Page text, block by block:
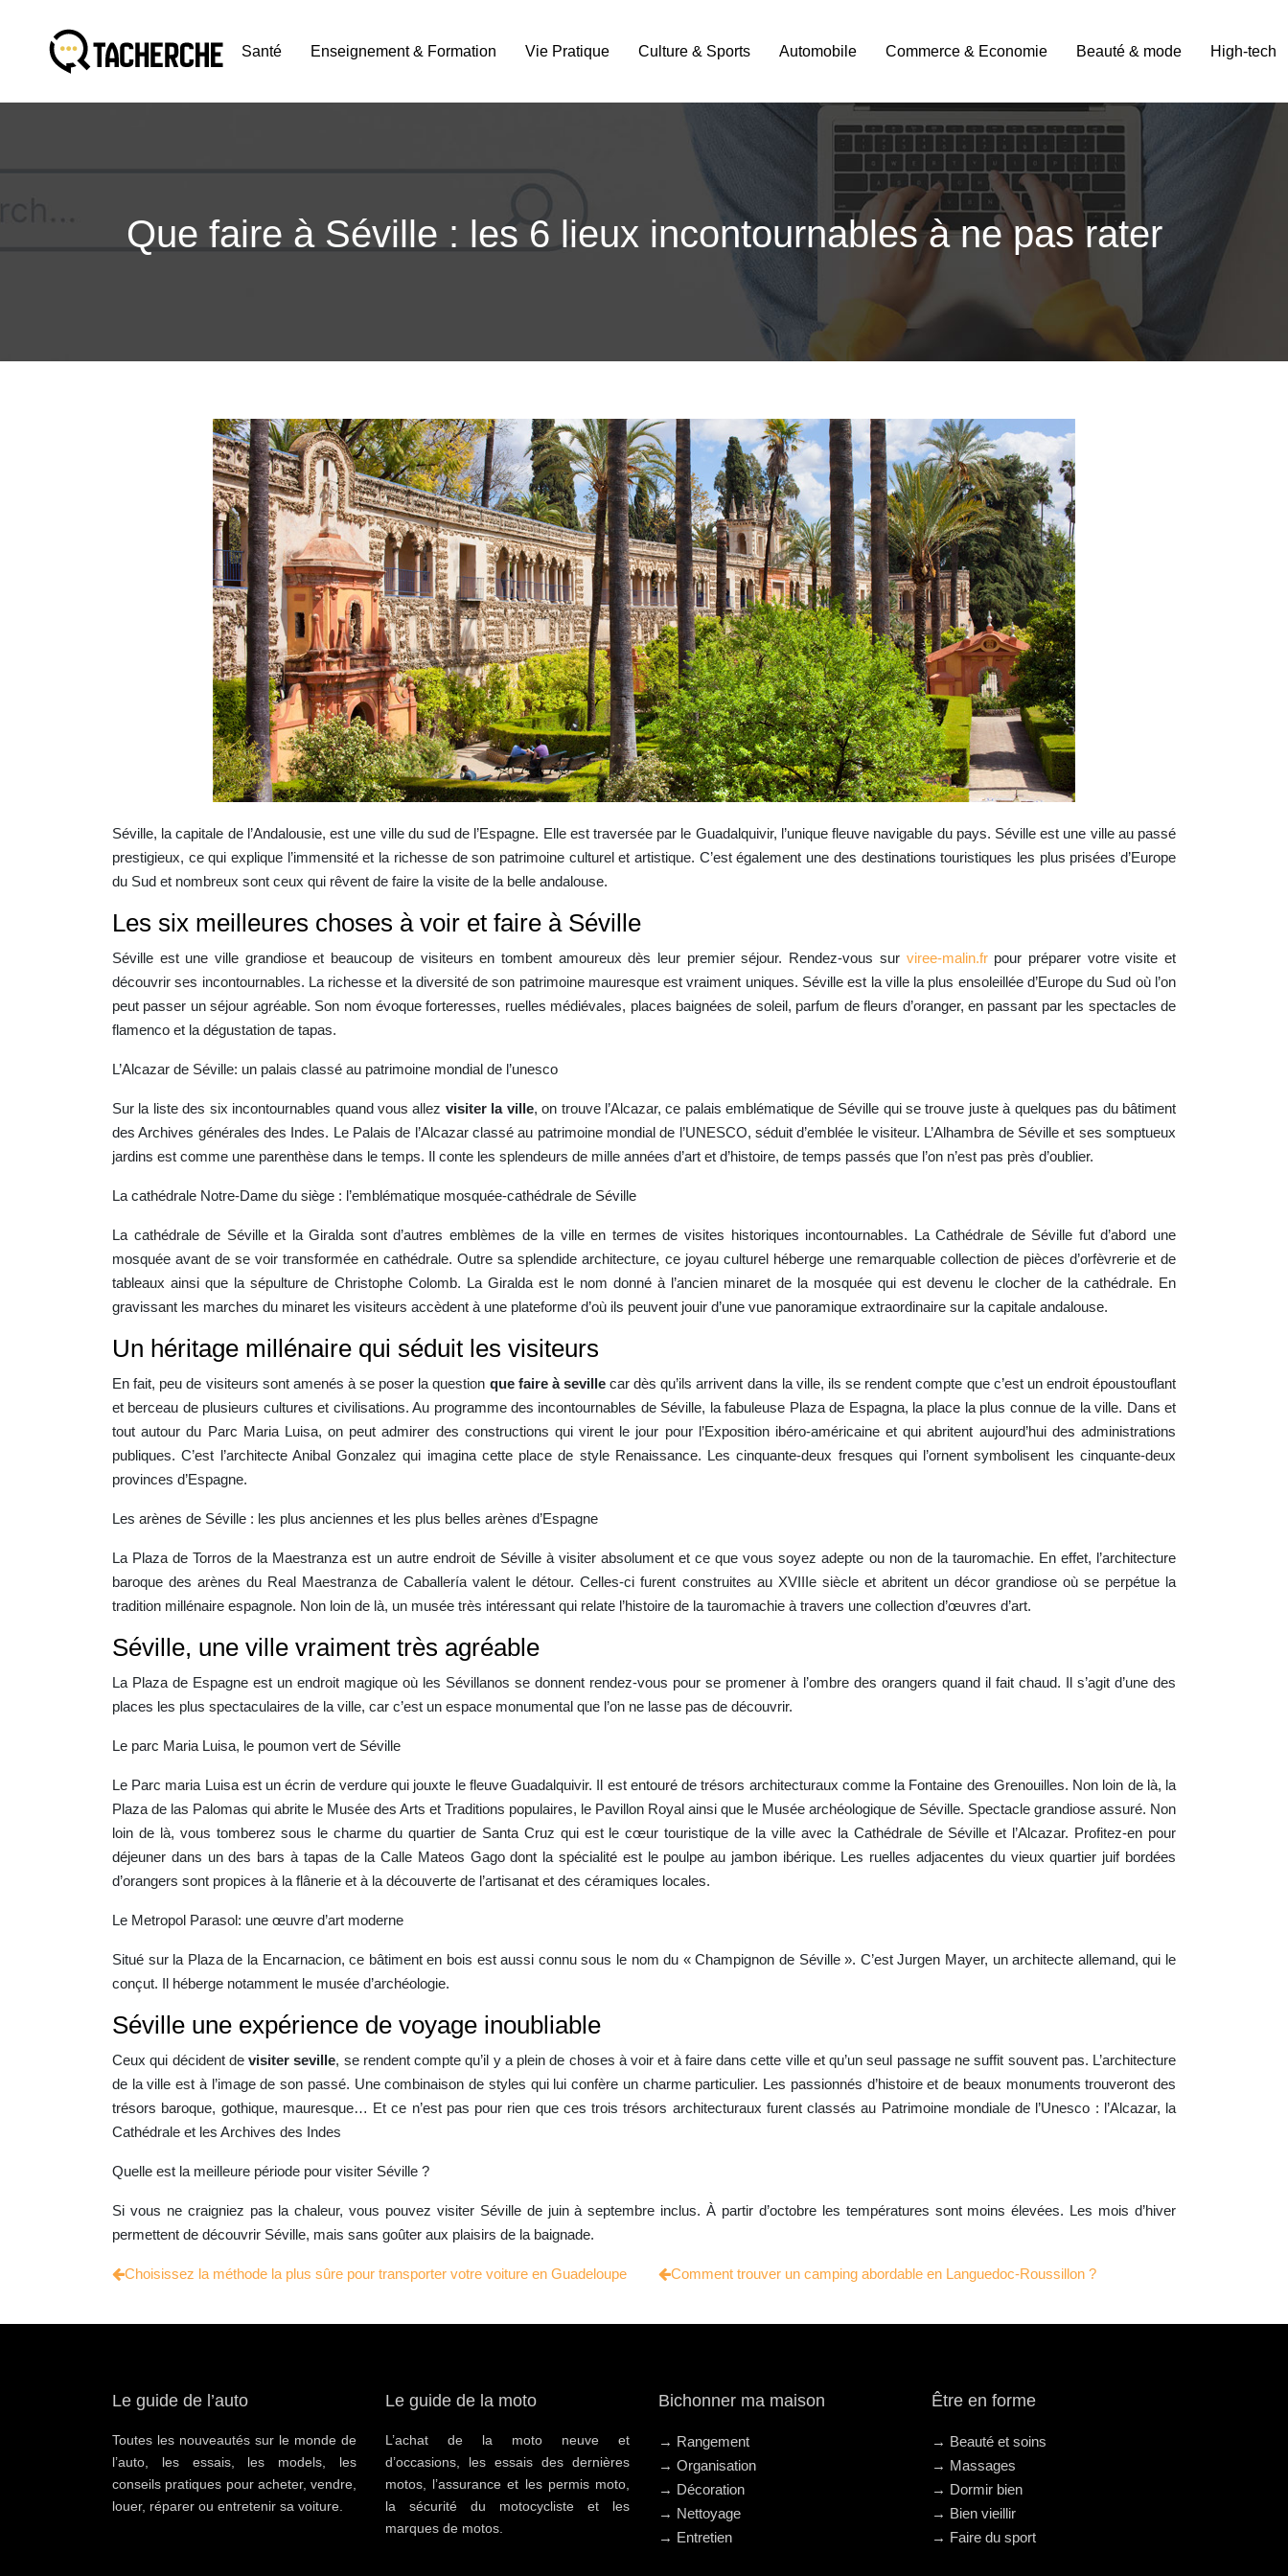
Santé Enseignement & Formation Vie Pratique Culture & Sports Automobile Commerce & Economie Beauté & mode High-tech
Que faire à Séville : les 6 lieux incontournables à ne pas rater
Séville, la capitale de l’Andalousie, est une ville du sud de l’Espagne. Elle est traversée par le Guadalquivir, l’unique fleuve navigable du pays. Séville est une ville au passé
prestigieux, ce qui explique l’immensité et la richesse de son patrimoine culturel et artistique. C’est également une des destinations touristiques les plus prisées d’Europe
du Sud et nombreux sont ceux qui rêvent de faire la visite de la belle andalouse.
Les six meilleures choses à voir et faire à Séville
Séville est une ville grandiose et beaucoup de visiteurs en tombent amoureux dès leur premier séjour. Rendez-vous sur viree-malin.frpour préparer votre visite et
découvrir ses incontournables. La richesse et la diversité de son patrimoine mauresque est vraiment uniques. Séville est la ville la plus ensoleillée d’Europe du Sud où l’on
peut passer un séjour agréable. Son nom évoque forteresses, ruelles médiévales, places baignées de soleil, parfum de fleurs d’oranger, en passant par les spectacles de
flamenco et la dégustation de tapas.
L’Alcazar de Séville: un palais classé au patrimoine mondial de l’unesco
Sur la liste des six incontournables quand vous allez visiter la ville, on trouve l’Alcazar, ce palais emblématique de Séville qui se trouve juste à quelques pas du bâtiment
des Archives générales des Indes. Le Palais de l’Alcazar classé au patrimoine mondial de l’UNESCO, séduit d’emblée le visiteur. L’Alhambra de Séville et ses somptueux
jardins est comme une parenthèse dans le temps. Il conte les splendeurs de mille années d’art et d’histoire, de temps passés que l’on n’est pas près d’oublier.
La cathédrale Notre-Dame du siège : l’emblématique mosquée-cathédrale de Séville
La cathédrale de Séville et la Giralda sont d’autres emblèmes de la ville en termes de visites historiques incontournables. La Cathédrale de Séville fut d’abord une
mosquée avant de se voir transformée en cathédrale. Outre sa splendide architecture, ce joyau culturel héberge une remarquable collection de pièces d’orfèvrerie et de
tableaux ainsi que la sépulture de Christophe Colomb. La Giralda est le nom donné à l’ancien minaret de la mosquée qui est devenu le clocher de la cathédrale. En
gravissant les marches du minaret les visiteurs accèdent à une plateforme d’où ils peuvent jouir d’une vue panoramique extraordinaire sur la capitale andalouse.
Un héritage millénaire qui séduit les visiteurs
En fait, peu de visiteurs sont amenés à se poser la question que faire à sevillecar dès qu’ils arrivent dans la ville, ils se rendent compte que c’est un endroit époustouflant
et berceau de plusieurs cultures et civilisations. Au programme des incontournables de Séville, la fabuleuse Plaza de Espagna, la place la plus connue de la ville. Dans et
tout autour du Parc Maria Luisa, on peut admirer des constructions qui virent le jour pour l’Exposition ibéro-américaine et qui abritent aujourd’hui des administrations
publiques. C’est l’architecte Anibal Gonzalez qui imagina cette place de style Renaissance. Les cinquante-deux fresques qui l’ornent symbolisent les cinquante-deux
provinces d’Espagne.
Les arènes de Séville : les plus anciennes et les plus belles arènes d’Espagne
La Plaza de Torros de la Maestranza est un autre endroit de Séville à visiter absolument et ce que vous soyez adepte ou non de la tauromachie. En effet, l’architecture
baroque des arènes du Real Maestranza de Caballería valent le détour. Celles-ci furent construites au XVIIIe siècle et abritent un décor grandiose où se perpétue la
tradition millénaire espagnole. Non loin de là, un musée très intéressant qui relate l’histoire de la tauromachie à travers une collection d’œuvres d’art.
Séville, une ville vraiment très agréable
La Plaza de Espagne est un endroit magique où les Sévillanos se donnent rendez-vous pour se promener à l’ombre des orangers quand il fait chaud. Il s’agit d’une des
places les plus spectaculaires de la ville, car c’est un espace monumental que l’on ne lasse pas de découvrir.
Le parc Maria Luisa, le poumon vert de Séville
Le Parc maria Luisa est un écrin de verdure qui jouxte le fleuve Guadalquivir. Il est entouré de trésors architecturaux comme la Fontaine des Grenouilles. Non loin de là, la
Plaza de las Palomas qui abrite le Musée des Arts et Traditions populaires, le Pavillon Royal ainsi que le Musée archéologique de Séville. Spectacle grandiose assuré. Non
loin de là, vous tomberez sous le charme du quartier de Santa Cruz qui est le cœur touristique de la ville avec la Cathédrale de Séville et l’Alcazar. Profitez-en pour
déjeuner dans un des bars à tapas de la Calle Mateos Gago dont la spécialité est le poulpe au jambon ibérique. Les ruelles adjacentes du vieux quartier juif bordées
d’orangers sont propices à la flânerie et à la découverte de l’artisanat et des céramiques locales.
Le Metropol Parasol: une œuvre d’art moderne
Situé sur la Plaza de la Encarnacion, ce bâtiment en bois est aussi connu sous le nom du « Champignon de Séville ». C’est Jurgen Mayer, un architecte allemand, qui le
conçut. Il héberge notamment le musée d’archéologie.
Séville une expérience de voyage inoubliable
Ceux qui décident devisiter seville, se rendent compte qu’il y a plein de choses à voir et à faire dans cette ville et qu’un seul passage ne suffit souvent pas. L’architecture
de la ville est à l’image de son passé. Une combinaison de styles qui lui confère un charme particulier. Les passionnés d’histoire et de beaux monuments trouveront des
trésors baroque, gothique, mauresque… Et ce n’est pas pour rien que ces trois trésors architecturaux furent classés au Patrimoine mondiale de l’Unesco : l’Alcazar, la
Cathédrale et les Archives des Indes
Quelle est la meilleure période pour visiter Séville ?
Si vous ne craigniez pas la chaleur, vous pouvez visiter Séville de juin à septembre inclus. À partir d’octobre les températures sont moins élevées. Les mois d’hiver
permettent de découvrir Séville, mais sans goûter aux plaisirs de la baignade.
Choisissez la méthode la plus sûre pour transporter votre voiture en Guadeloupe Comment trouver un camping abordable en Languedoc-Roussillon ?
Le guide de l’auto
Toutes les nouveautés sur le monde de
l’auto, les essais, les models, les
conseils pratiques pour acheter, vendre,
louer, réparer ou entretenir sa voiture.
Le guide de la moto
L’achat de la moto neuve et
d’occasions, les essais des dernières
motos, l’assurance et les permis moto,
la sécurité du motocycliste et les
marques de motos.
Bichonner ma maison
→ Rangement
→ Organisation
→ Décoration
→ Nettoyage
→ Entretien
Être en forme
→ Beauté et soins
→ Massages
→ Dormir bien
→ Bien vieillir
→ Faire du sport